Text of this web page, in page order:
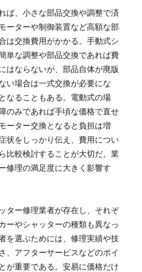
ば、小さな部品交換や調整で済
ーターや制御装置など高額な部
は交換費用がかかる。手動式シ
単な調整や部品交換であれば費
はならないが、部品自体が廃版
い場合は一式交換が必要にな
なることもある。電動式の場
のみであれば手頃な価格で直せ
ーター交換となると負担は増
状をしっかり伝え、費用につい
比較検討することが大切だ。業
修理の満足度に大きく影響す
ター修理業者が存在し、それぞ
ーやシャッターの種類も異なっ
を選ぶためには、修理実績や技
、アフターサービスなどのポイ
が重要である。安易に価格だけ